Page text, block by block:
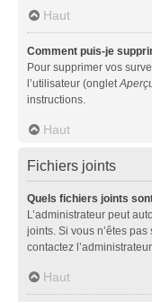
Haut
Comment puis-je
Pour supprimer vos
l’utilisateur (onglet
instructions.
Haut
Fichiers joints
Quels fichiers joints
L’administrateur peut
joints. Si vous n’êtes
contactez
Haut